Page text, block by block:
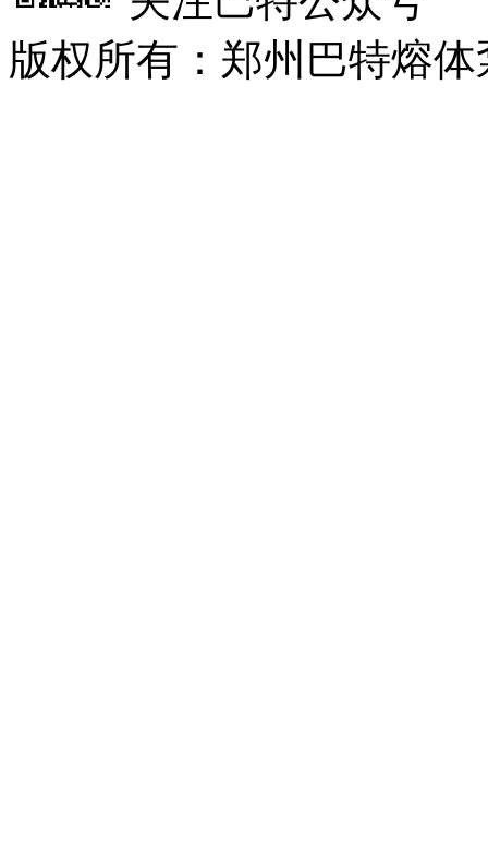
版权所有：郑州巴特熔